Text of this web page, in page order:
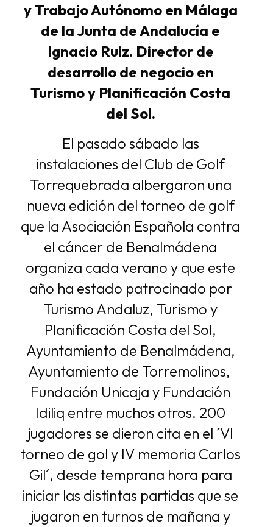
y Trabajo Autónomo en Málaga
de la Junta de Andalucía e
Ignacio Ruiz. Director de
desarrollo de negocio en
Turismo y Planificación Costa
del Sol.
El pasado sábado las
instalaciones del Club de Golf
Torrequebrada albergaron una
nueva edición del torneo de golf
que la Asociación Española contra
el cáncer de Benalmádena
organiza cada verano y que este
año ha estado patrocinado por
Turismo Andaluz, Turismo y
Planificación Costa del Sol,
Ayuntamiento de Benalmádena,
Ayuntamiento de Torremolinos,
Fundación Unicaja y Fundación
Idiliq entre muchos otros. 200
jugadores se dieron cita en el ´VI
torneo de gol y IV memoria Carlos
Gil´, desde temprana hora para
iniciar las distintas partidas que se
jugaron en turnos de mañana y